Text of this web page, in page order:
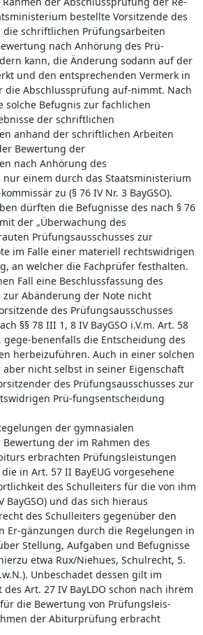
bestellte Vorsitzende des
die schriftlichen Prüfungsarbeiten
nach Anhörung des Prü-
kann, die Änderung sodann auf der
und den entsprechenden Vermerk in
Abschlussprüfung auf-nimmt. Nach
solche Befugnis zur fachlichen
der schriftlichen
anhand der schriftlichen Arbeiten
Bewertung der
nach Anhörung des
nur einem durch das Staatsministerium
zu (§ 76 IV Nr. 3 BayGSO).
dürften die Befugnisse des nach § 76
der „Überwachung des
Prüfungsausschusses zur
im Falle einer materiell rechtswidrigen
an welcher die Fachprüfer festhalten.
Fall eine Beschlussfassung des
zur Abänderung der Note nicht
des Prüfungsausschusses
§§ 78 III 1, 8 IV BayGSO i.V.m. Art. 58
gege-benenfalls die Entscheidung des
herbeizuführen. Auch in einer solchen
nicht selbst in seiner Eigenschaft
des Prüfungsausschusses zur
Prü-fungsentscheidung
der gymnasialen
der im Rahmen des
erbrachten Prüfungsleistungen
in Art. 57 II BayEUG vorgesehene
des Schulleiters für die von ihm
BayGSO) und das sich hieraus
des Schulleiters gegenüber den
Er-gänzungen durch die Regelungen in
Stellung, Aufgaben und Befugnisse
etwa Rux/Niehues, Schulrecht, 5.
Unbeschadet dessen gilt im
Art. 27 IV BayLDO schon nach ihrem
die Bewertung von Prüfungsleis-
der Abiturprüfung erbracht